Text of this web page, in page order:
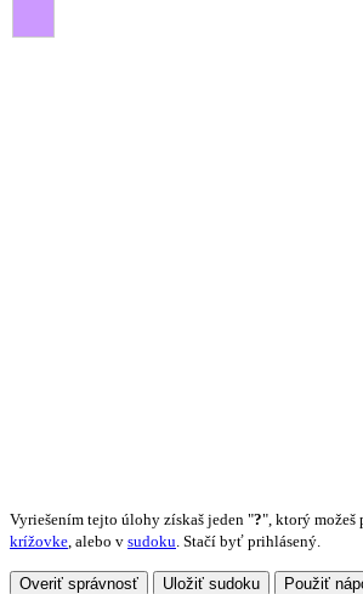
Vyriešením tejto úlohy získaš jeden "?", ktorý možeš
krížovke, alebo v sudoku. Stačí byť prihlásený.